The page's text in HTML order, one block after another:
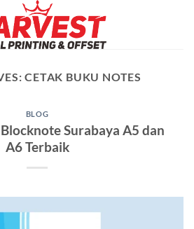
CETAK BUKU NOTES
BLOG
Surabaya A5 dan
A6 Terbaik